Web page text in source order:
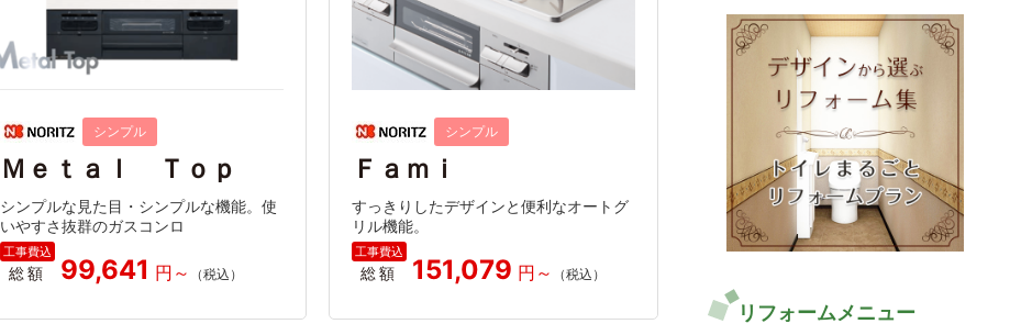
シンプル
Ｍｅｔａｌ Ｔｏｐ
シンプルな見た目・シンプルな機能。使
いやすさ抜群のガスコンロ
総額 99,641
シンプル
Ｆａｍｉ
すっきりしたデザインと便利なオートグ
リル機能。
総額 151,079
リフォームメニュー